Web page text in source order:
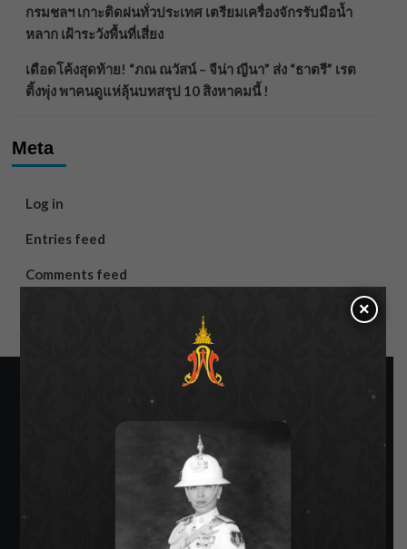
กรมชลฯ เกาะติดฝนทั่วประเทศ เตรียมเครื่องจักรรับมือน้ำ
หลาก เฝ้าระวังพื้นที่เสี่ยง
เดือดโค้งสุดท้าย! “ภณ ณวัสน์ – จีน่า ญีนา” ส่ง “ธาตรี” เรต
ติ้งพุ่ง พาคนดูแห่ลุ้นบทสรุป 10 สิงหาคมนี้ !
Meta
Log in
Entries feed
Comments feed
×